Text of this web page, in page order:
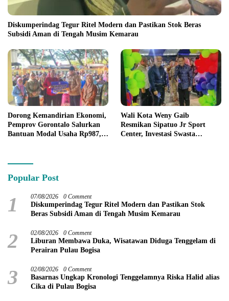
Diskumperindag Tegur Ritel Modern dan Pastikan Stok Beras
Subsidi Aman di Tengah Musim Kemarau
Dorong Kemandirian Ekonomi,
Pemprov Gorontalo Salurkan
Bantuan Modal Usaha Rp987,5
Wali Kota Weny Gaib
Resmikan Sipatuo Jr Sport
Center, Investasi Swasta
Popular Post
1 07/08/2026 0 Comment
Diskumperindag Tegur Ritel Modern dan Pastikan Stok
Beras Subsidi Aman di Tengah Musim Kemarau
2 02/08/2026 0 Comment
Liburan Membawa Duka, Wisatawan Diduga Tenggelam di
Perairan Pulau Bogisa
3 02/08/2026 0 Comment
Basarnas Ungkap Kronologi Tenggelamnya Riska Halid alias
Cika di Pulau Bogisa